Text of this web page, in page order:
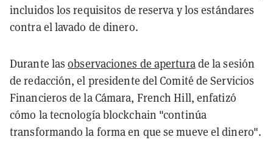
incluidos los requisitos de reserva y los estándares
contra el lavado de dinero.
Durante lasobservaciones de apertura de la sesión
de redacción, el presidente del Comité de Servicios
Financieros de la Cámara, French Hill, enfatizó
cómo la tecnología blockchain "continúa
transformando la forma en que se mueve el dinero".